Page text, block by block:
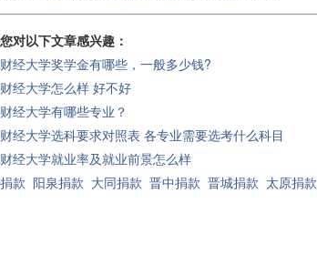
对以下文章感兴趣：
经大学奖学金有哪些，一般多少钱?
经大学怎么样 好不好
经大学有哪些专业？
经大学选科要求对照表 各专业需要选考什么科目
经大学就业率及就业前景怎么样
款 阳泉捐款 大同捐款 晋中捐款 晋城捐款 太原捐款